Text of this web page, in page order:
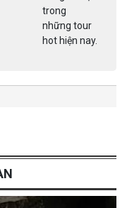
trong
những tour
hot hiện nay.